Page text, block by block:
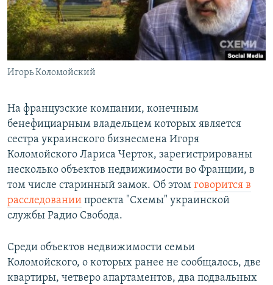
ПОБЕДИТЕЛЕЙ НЕ СУДЯТ?
КРЫМ.НЕПОКОРЕННЫЙ
ELIFBE
УКРАИНСКАЯ ПРОБЛЕМА КРЫМА
ПРИСОЕДИНЯЙТЕСЬ!
Игорь Коломойский
На французские компании, конечным
бенефициарным владельцем которых является
сестра украинского бизнесмена Игоря
Коломойского Лариса Черток, зарегистрированы
несколько объектов недвижимости во Франции, в
том числе старинный замок. Об этом говорится в
расследовании проекта "Схемы" украинской
службы Радио Свобода.
Среди объектов недвижимости семьи
Коломойского, о которых ранее не сообщалось, две
квартиры, четверо апартаментов, два подвальных